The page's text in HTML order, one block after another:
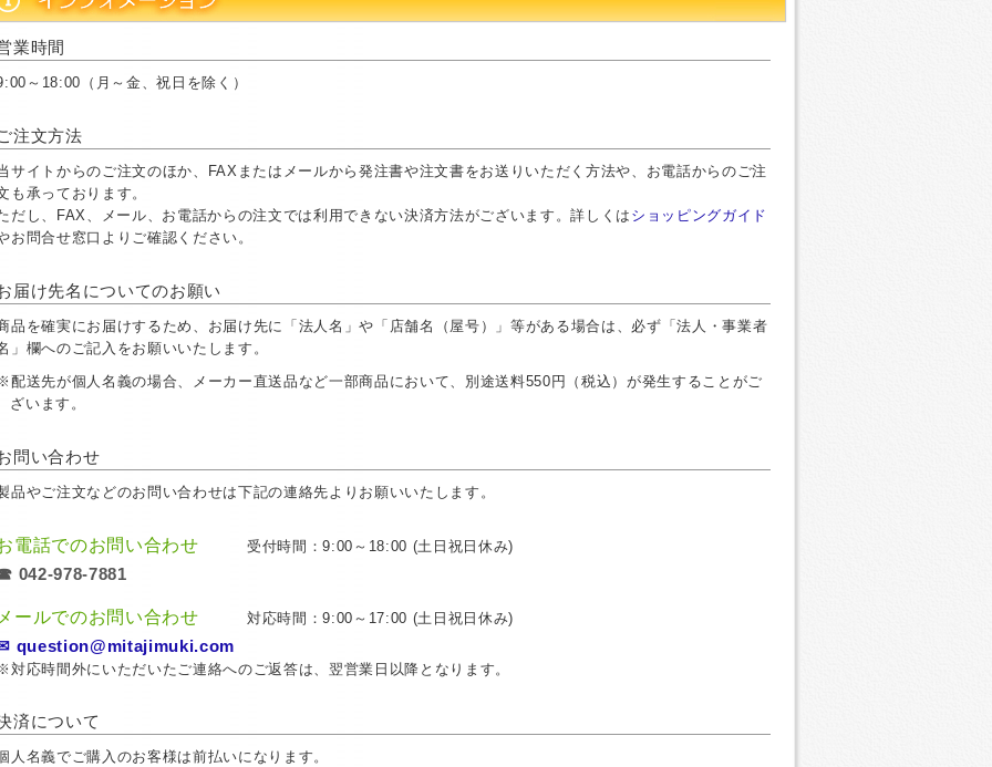
業時間
～18:00（月～金、祝日を除く）
注文方法
サイトからのご注文のほか、FAXまたはメールから発注書や注文書をお送りいただく方法や、お電話からのご注
も承っております。
だし、FAX、メール、お電話からの注文では利用できない決済方法がございます。詳しくは ショッピングガイド
お問合せ窓口よりご確認ください。
届け先名についてのお願い
品を確実にお届けするため、お届け先に「法人名」や「店舗名（屋号）」等がある場合は、必ず「法人・事業者
」欄へのご記入をお願いいたします。
配送先が個人名義の場合、メーカー直送品など一部商品において、別途送料550円（税込）が発生することがご
ざいます。
問い合わせ
品やご注文などのお問い合わせは下記の連絡先よりお願いいたします。
電話でのお問い合わせ 受付時間：9:00～18:00 (土日祝日休み)
042-978-7881
ールでのお問い合わせ 対応時間：9:00～17:00 (土日祝日休み)
question@mitajimuki.com
対応時間外にいただいたご連絡へのご返答は、翌営業日以降となります。
済について
人名義でご購入のお客様は前払いになります。